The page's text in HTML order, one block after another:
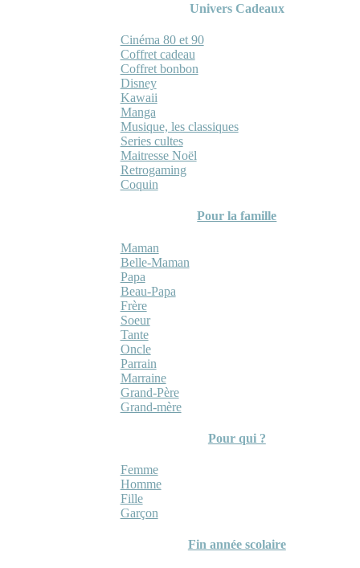
Univers Cadeaux
Cinéma 80 et 90
Coffret cadeau
Coffret bonbon
Disney
Kawaii
Manga
Musique, les classiques
Series cultes
Maitresse Noël
Retrogaming
Coquin
Pour la famille
Maman
Belle-Maman
Papa
Beau-Papa
Frère
Soeur
Tante
Oncle
Parrain
Marraine
Grand-Père
Grand-mère
Pour qui ?
Femme
Homme
Fille
Garçon
Fin année scolaire